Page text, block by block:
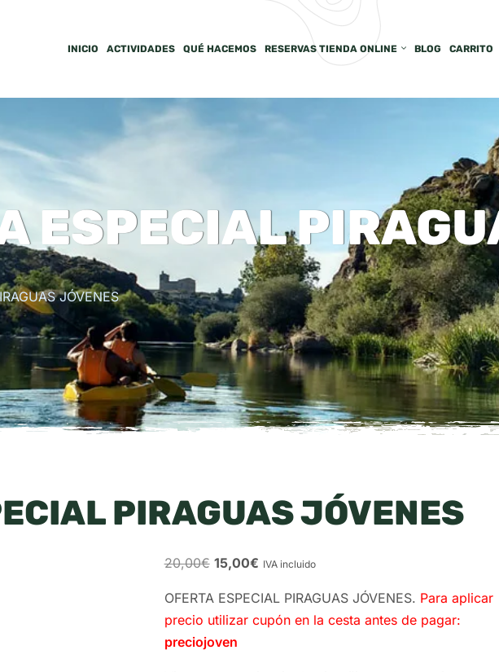
INICIO ACTIVIDADES QUÉ HACEMOS RESERVAS TIENDA ONLINE BLOG CARRITO
ESPECIAL
JÓVENES
PIRAGUAS JÓVENES
20,00€ 15,00€ IVA incluido
OFERTA ESPECIAL PIRAGUAS JÓVENES. Para aplicar
precio utilizar cupón en la cesta antes de pagar:
preciojoven